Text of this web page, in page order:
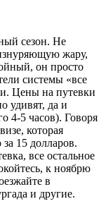
сезон. Не
жару,
он просто
системы «все
Цены на путевки
удивят, да и
4-5 часов). Говоря
которая
15 долларов.
все остальное
к ноябрю
в
и другие.